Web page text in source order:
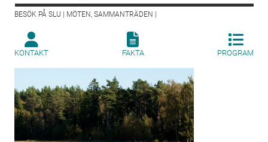
BESÖK PÅ SLU | MÖTEN, SAMMANTRÄDEN |
KONTAKT FAKTA PROGRAM